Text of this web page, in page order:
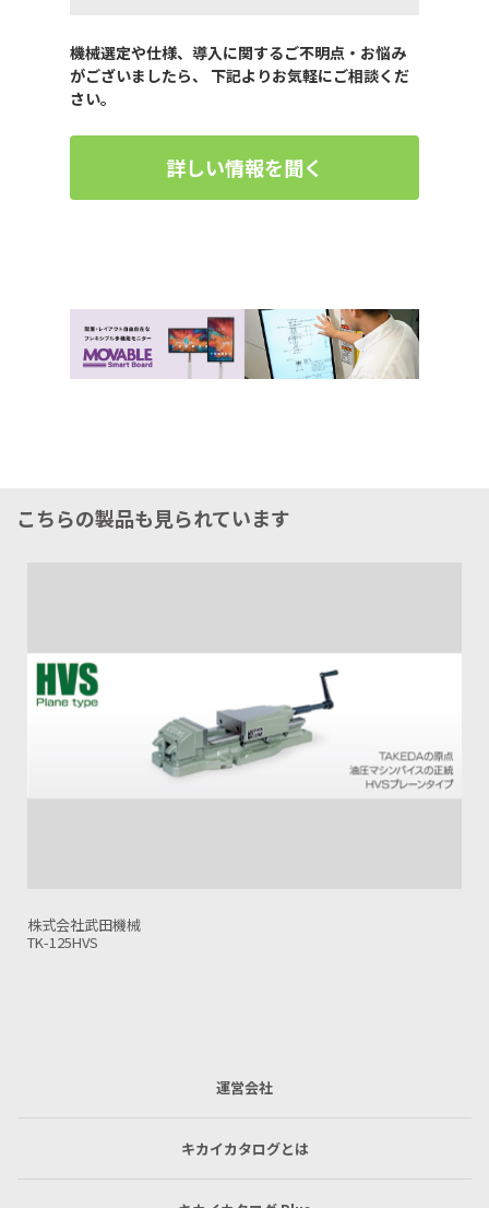
機械選定や仕様、導入に関するご不明点・お悩み
がございましたら、 下記よりお気軽にご相談くだ
さい。
詳しい情報を聞く
こちらの製品も見られています
株式会社武田機械
運営会社
キカイカタログとは